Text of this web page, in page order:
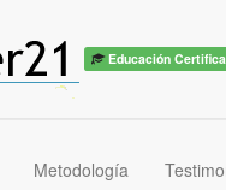
Educación
Metodología